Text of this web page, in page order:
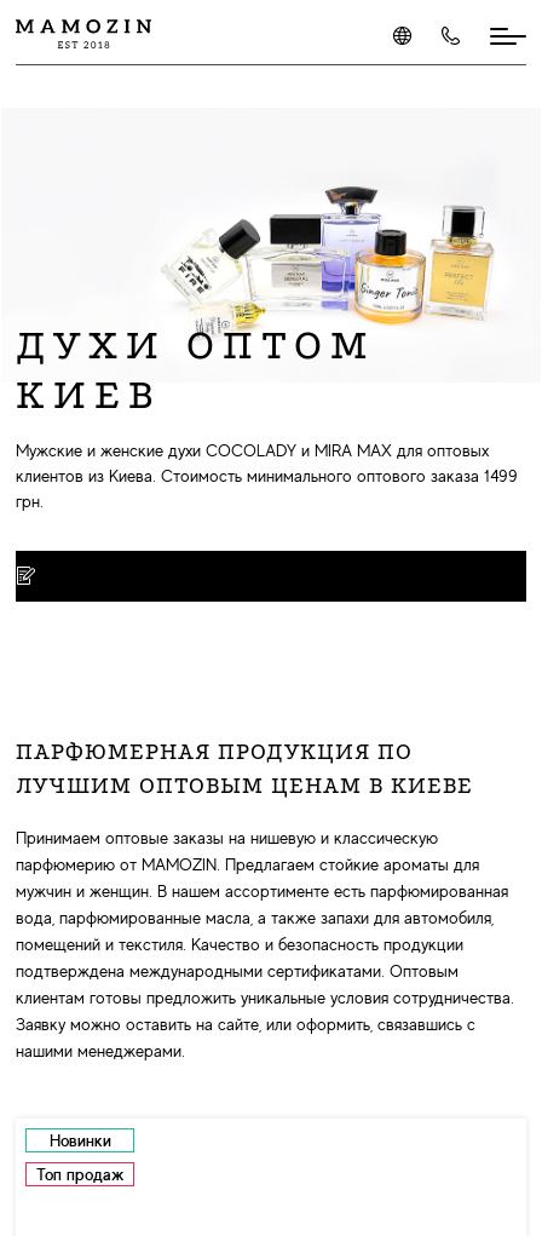
ДУХИ ОПТОМ
КИЕВ
Мужские и женские духи COCOLADY и MIRA MAX для оптовых
клиентов из Киева. Стоимость минимального оптового заказа 1499
грн.
ПАРФЮМЕРНАЯ ПРОДУКЦИЯ ПО
ЛУЧШИМ ОПТОВЫМ ЦЕНАМ В КИЕВЕ
Принимаем оптовые заказы на нишевую и классическую
парфюмерию от MAMOZIN. Предлагаем стойкие ароматы для
мужчин и женщин. В нашем ассортименте есть парфюмированная
вода, парфюмированные масла, а также запахи для автомобиля,
помещений и текстиля. Качество и безопасность продукции
подтверждена международными сертификатами. Оптовым
клиентам готовы предложить уникальные условия сотрудничества.
Заявку можно оставить на сайте, или оформить, связавшись с
нашими менеджерами.
Новинки
Топ продаж